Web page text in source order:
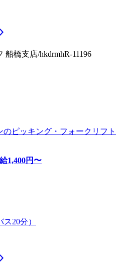
橋支店/hkdrmhR-11196
ピッキング・フォークリフト
1,400円〜
20分）